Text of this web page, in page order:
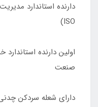
ISO)
اولین دارنده
صنعت
دارای شعله سردکن